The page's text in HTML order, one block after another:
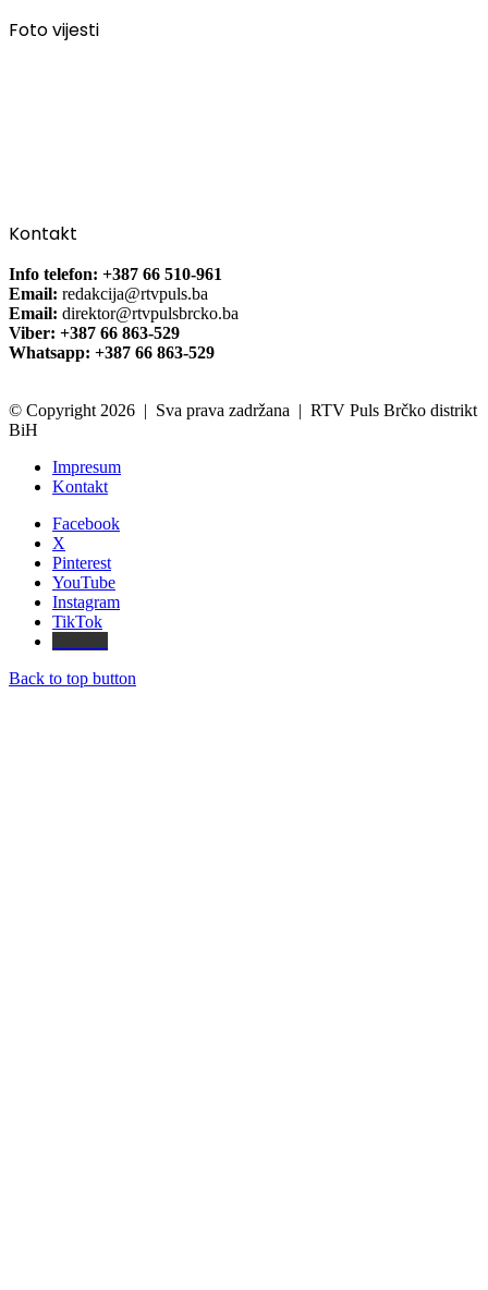
Foto vijesti
Kontakt
Info telefon: +387 66 510-961
Email: redakcija@rtvpuls.ba
Email: direktor@rtvpulsbrcko.ba
Viber: +387 66 863-529
Whatsapp: +387 66 863-529
© Copyright 2026 | Sva prava zadržana | RTV Puls Brčko distrikt
BiH
Impresum
Kontakt
Facebook
X
Pinterest
YouTube
Instagram
TikTok
Back to top button